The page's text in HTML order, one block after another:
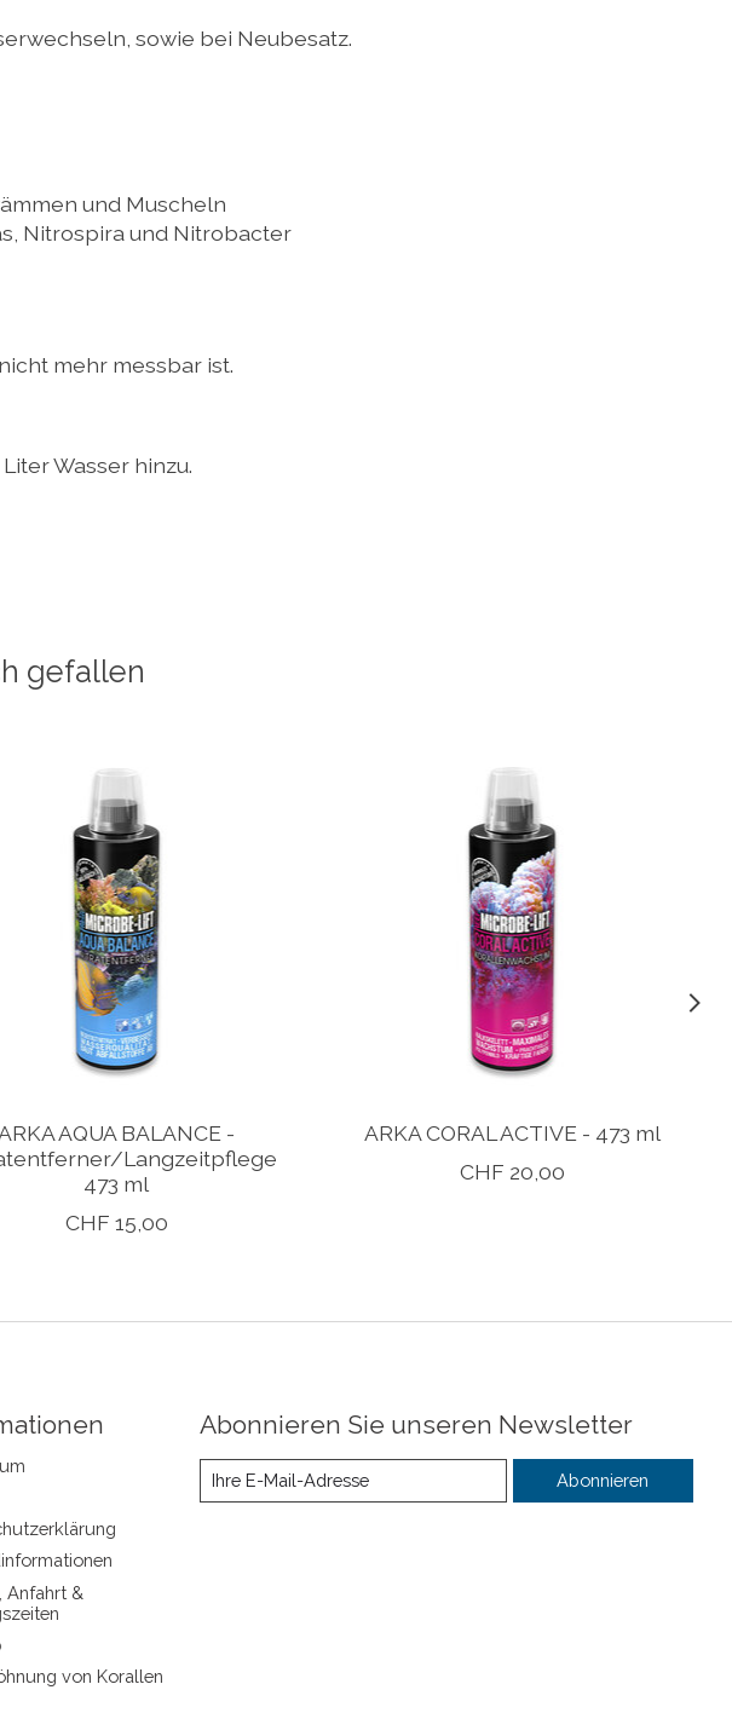
sowie bei Neubesatz.
und Muscheln
Nitrospira und Nitrobacter
mehr messbar ist.
Wasser hinzu.
gefallen
AQUA BALANCE -
Langzeitpflege
473 ml
CHF 15,00
ARKA CORAL ACTIVE - 473 ml
CHF 20,00
Anfahrt &
von Korallen
Abonnieren Sie unseren Newsletter
Abonnieren